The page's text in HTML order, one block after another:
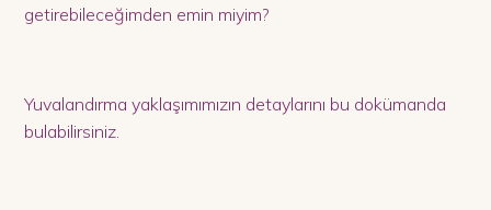
getirebileceğimden emin miyim?
Yuvalandırma yaklaşımımızın detaylarını bu dokümanda
bulabilirsiniz.